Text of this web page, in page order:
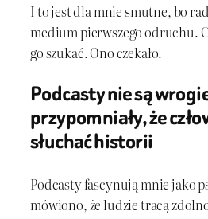
I to jest dla mnie smutne, bo
medium pierwszego odruchu.
go szukać. Ono czekało.
Podcasty nie są
przypomniały, że
słuchać historii
Podcasty fascynują mnie jako
mówiono, że ludzie tracą